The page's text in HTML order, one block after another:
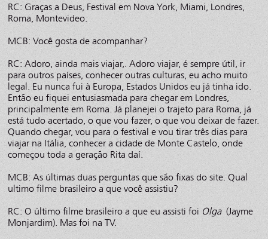
RC: Graças a Deus, Festival em Nova York, Miami, Londres,
Roma, Montevideo.
MCB: Você gosta de acompanhar?
RC: Adoro, ainda mais viajar,. Adoro viajar, é sempre útil, ir
para outros países, conhecer outras culturas, eu acho muito
legal. Eu nunca fui à Europa, Estados Unidos eu já tinha ido.
Então eu fiquei entusiasmada para chegar em Londres,
principalmente em Roma. Já planejei o trajeto para Roma, já
está tudo acertado, o que vou fazer, o que vou deixar de fazer.
Quando chegar, vou para o festival e vou tirar três dias para
viajar na Itália, conhecer a cidade de Monte Castelo, onde
começou toda a geração Rita daí.
MCB: As últimas duas perguntas que são fixas do site. Qual
ultimo filme brasileiro a que você assistiu?
RC: O último filme brasileiro a que eu assisti foi Olga(Jayme
Monjardim). Mas foi na TV.